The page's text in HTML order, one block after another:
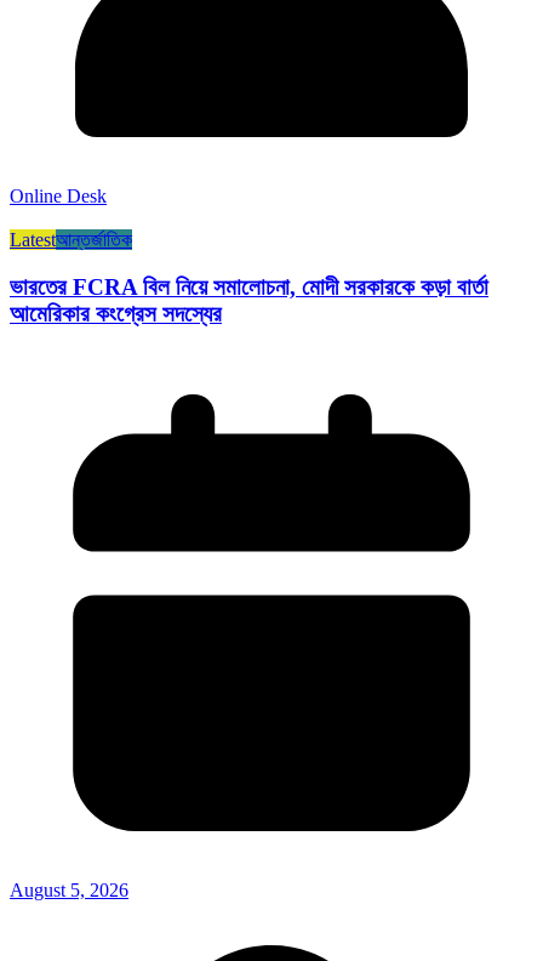
Online Desk
Latestআন্তর্জাতিক
ভারতের FCRA বিল নিয়ে সমালোচনা, মোদী সরকারকে কড়া বার্তা
আমেরিকার কংগ্রেস সদস্যের
August 5, 2026